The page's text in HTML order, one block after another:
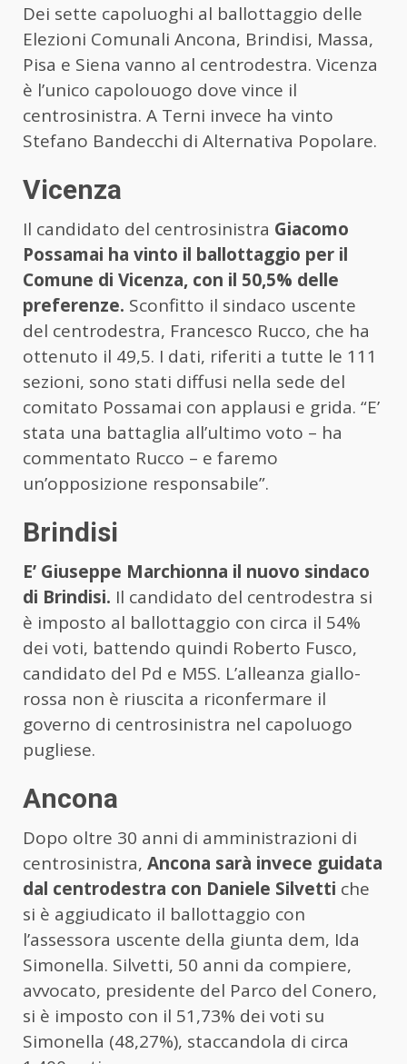
Dei sette capoluoghi al ballottaggio delle
Elezioni Comunali Ancona, Brindisi, Massa,
Pisa e Siena vanno al centrodestra. Vicenza
è l’unico capolouogo dove vince il
centrosinistra. A Terni invece ha vinto
Stefano Bandecchi di Alternativa Popolare.
Vicenza
Il candidato del centrosinistra Giacomo
Possamai ha vinto il ballottaggio per il
Comune di Vicenza, con il 50,5% delle
preferenze. Sconfitto il sindaco uscente
del centrodestra, Francesco Rucco, che ha
ottenuto il 49,5. I dati, riferiti a tutte le 111
sezioni, sono stati diffusi nella sede del
comitato Possamai con applausi e grida. “E’
stata una battaglia all’ultimo voto – ha
commentato Rucco – e faremo
un’opposizione responsabile”.
Brindisi
E’ Giuseppe Marchionna il nuovo sindaco
di Brindisi. Il candidato del centrodestra si
è imposto al ballottaggio con circa il 54%
dei voti, battendo quindi Roberto Fusco,
candidato del Pd e M5S. L’alleanza giallo-
rossa non è riuscita a riconfermare il
governo di centrosinistra nel capoluogo
pugliese.
Ancona
Dopo oltre 30 anni di amministrazioni di
centrosinistra, Ancona sarà invece guidata
dal centrodestra con Daniele Silvetti che
si è aggiudicato il ballottaggio con
l’assessora uscente della giunta dem, Ida
Simonella. Silvetti, 50 anni da compiere,
avvocato, presidente del Parco del Conero,
si è imposto con il 51,73% dei voti su
Simonella (48,27%), staccandola di circa